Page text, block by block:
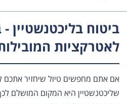
ביטוח בליכטנשטיין
לאטרקציות
אם אתם מחפשים טיול שיחזיר אתכם
שליכטנשטיין היא המקום המושלם